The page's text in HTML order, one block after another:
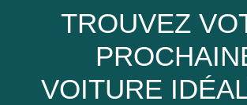
TROUVEZ
VOITURE